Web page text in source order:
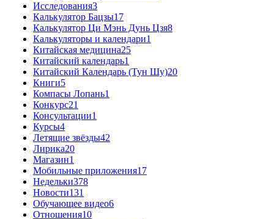
Исследования3
Калькулятор Бацзы17
Калькулятор Ци Мэнь Дунь Цзя8
Калькуляторы и календари1
Китайская медицина25
Китайский календарь1
Китайский Календарь (Тун Шу)20
Книги5
Компасы Лопань1
Конкурс21
Консультации1
Курсы4
Летящие звёзды42
Лирика20
Магазин1
Мобильные приложения17
Недельки378
Новости131
Обучающее видео6
Отношения10